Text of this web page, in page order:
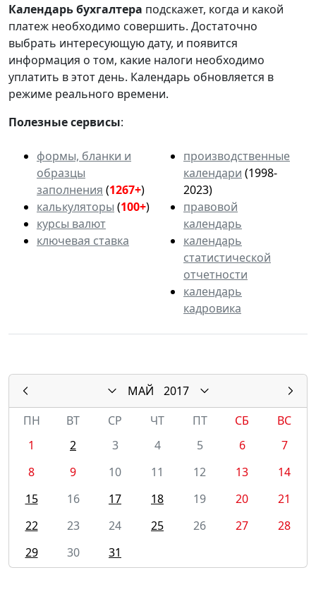
Календарьбухгалтера подскажет, когда и какой
платеж необходимо совершить. Достаточно
выбрать интересующую дату, и появится
информация о том, какие налоги необходимо
уплатить в этот день. Календарь обновляется в
режиме реального времени.
Полезные сервисы:
формы, бланки и
образцы
заполнения (1267+)
калькуляторы (100+)
курсы валют
ключевая ставка
производственные
календари (1998-
2023)
правовой
календарь
календарь
статистической
отчетности
календарь
кадровика
МАЙ
2017
ПН
ВТ СР ЧТ ПТ СБ
ВС
1
2 3 4 5 6
7
8
9 10 11 12 13
14
15
16 17 18 19 20
21
22
23 24 25 26 27
28
29
30 31